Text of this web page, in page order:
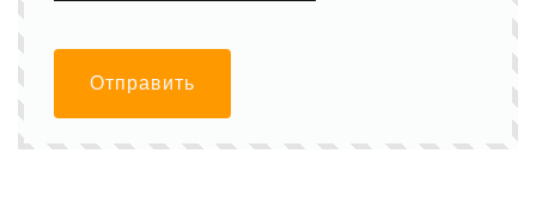
Отправить